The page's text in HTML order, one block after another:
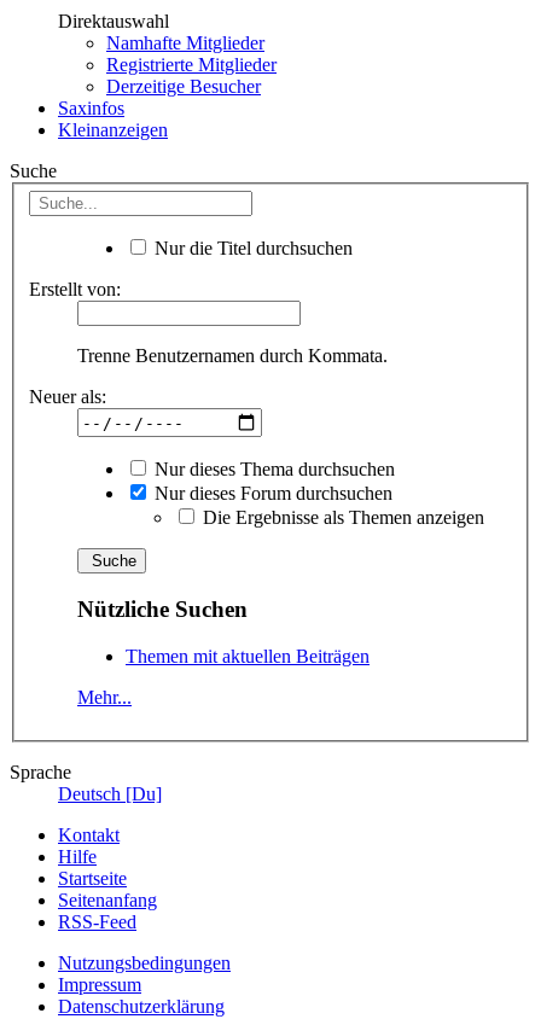
Direktauswahl
Namhafte Mitglieder
Registrierte Mitglieder
Derzeitige Besucher
Saxinfos
Kleinanzeigen
Suche
Nur die Titel durchsuchen
Erstellt von:
Trenne Benutzernamen durch Kommata.
Neuer als:
Nur dieses Thema durchsuchen
Nur dieses Forum durchsuchen
Die Ergebnisse als Themen anzeigen
Nützliche Suchen
Themen mit aktuellen Beiträgen
Mehr...
Sprache
Deutsch [Du]
Kontakt
Hilfe
Startseite
Seitenanfang
RSS-Feed
Nutzungsbedingungen
Impressum
Datenschutzerklärung